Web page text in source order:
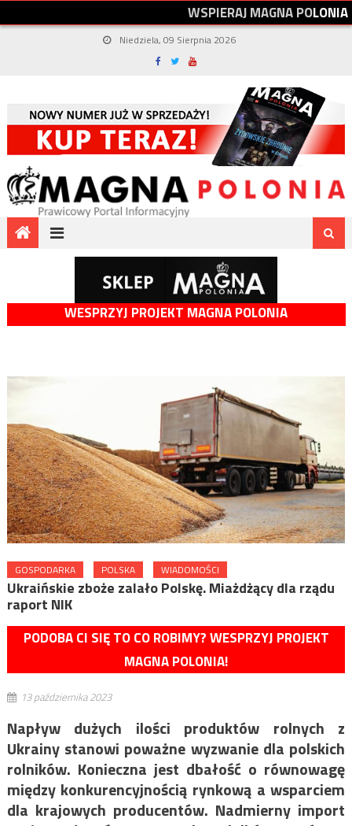
WSPIERAJMAGNAPOLONIA
Niedziela, 09 Sierpnia 2026
WESPRZYJ PROJEKT MAGNA POLONIA
GOSPODARKA POLSKA WIADOMOŚCI
Ukraińskie zboże zalało Polskę. Miażdżący dla rządu
raport NIK
PODOBA CI SIĘ TO CO ROBIMY? WESPRZYJ PROJEKT
MAGNA POLONIA!
13 października 2023
Napływ dużych ilości produktów rolnych z
Ukrainy stanowi poważne wyzwanie dla polskich
rolników. Konieczna jest dbałość o równowagę
między konkurencyjnością rynkową a wsparciem
dla krajowych producentów. Nadmierny import